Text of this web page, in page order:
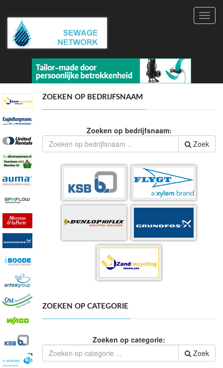
ZOEKEN OP BEDRIJFSNAAM
Zoeken op bedrijfsnaam:
Zoek
ZOEKEN OP CATEGORIE
Zoeken op categorie:
Zoek